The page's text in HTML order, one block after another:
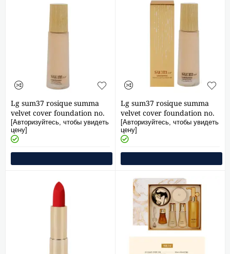
Lg sum37 rosique summa
velvet cover foundation no.
02 30ml
[Авторизуйтесь, чтобы увидеть
цену]
Lg sum37 rosique summa
velvet cover foundation no.
01 30ml
[Авторизуйтесь, чтобы увидеть
цену]